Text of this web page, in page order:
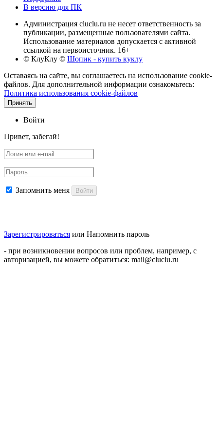
В версию для ПК
Администрация cluclu.ru не несет ответственность за
публикации, размещенные пользователями сайта.
Использование материалов допускается с активной
ссылкой на первоисточник. 16+
© КлуКлу © Шопик - купить куклу
Оставаясь на сайте, вы соглашаетесь на использование cookie-
файлов. Для дополнительной информации ознакомьтесь:
Политика использования cookie-файлов
Принять
Войти
Привет, забегай!
Запомнить меня Войти
Зарегистрироваться или Напомнить пароль
- при возникновении вопросов или проблем, например, с
авторизацией, вы можете обратиться: mail@cluclu.ru